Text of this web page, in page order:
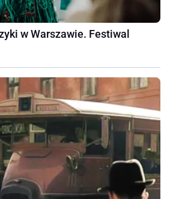
w Warszawie. Festiwal